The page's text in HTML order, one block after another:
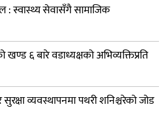
: स्वास्थ्य सेवासँगै सामाजिक
६ बारे वडाध्यक्षको अभिव्यक्तिप्रति
व्यवस्थापनमा पथरी शनिश्चरेको जोड